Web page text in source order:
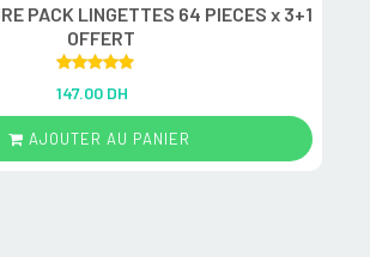
PACK LINGETTES 64 PIECES x 3+1
OFFERT
out of 5
147.00 DH
AJOUTER AU PANIER